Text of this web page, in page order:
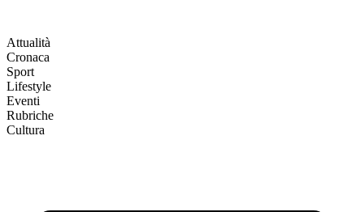
Attualità
Cronaca
Sport
Lifestyle
Eventi
Rubriche
Cultura